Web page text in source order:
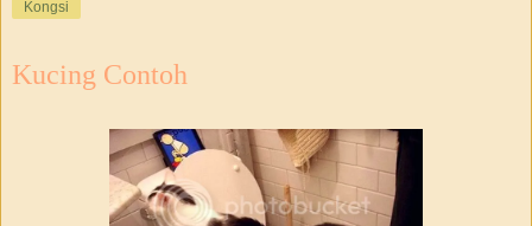
Kongsi
Kucing Contoh